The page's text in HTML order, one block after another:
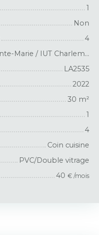
1
Non
4
Nancy 54000 - Sainte-Marie / IUT Charlemagne
LA2535
2022
30 m²
1
4
Coin cuisine
PVC/Double vitrage
40 € /mois